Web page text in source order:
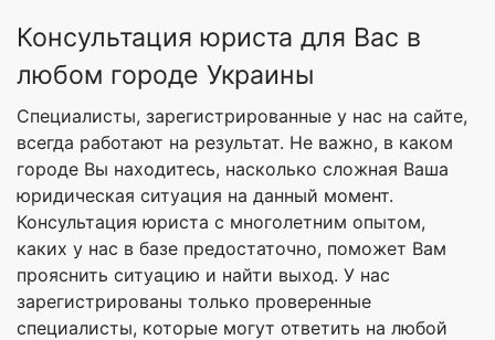
Консультация юриста для Вас в
любом городе Украины
Специалисты, зарегистрированные у нас на сайте,
всегда работают на результат. Не важно, в каком
городе Вы находитесь, насколько сложная Ваша
юридическая ситуация на данный момент.
Консультация юриста с многолетним опытом,
каких у нас в базе предостаточно, поможет Вам
прояснить ситуацию и найти выход. У нас
зарегистрированы только проверенные
специалисты, которые могут ответить на любой